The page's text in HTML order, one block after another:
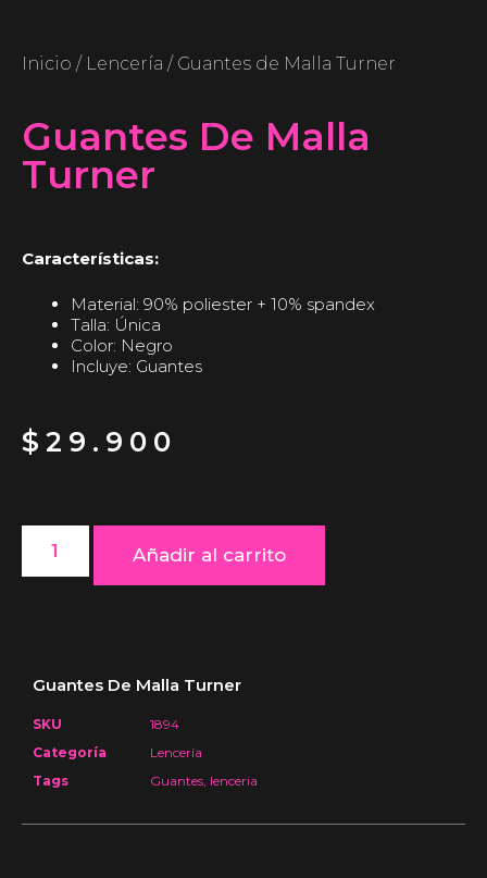
Inicio / Lencería / Guantes de Malla Turner
Guantes De Malla
Turner
Características:
Material: 90% poliester + 10% spandex
Talla: Única
Color: Negro
Incluye: Guantes
$ 29.900
Añadir al carrito
Guantes De Malla Turner
SKU
1894
Categoría
Lencería
Tags
Guantes lenceria